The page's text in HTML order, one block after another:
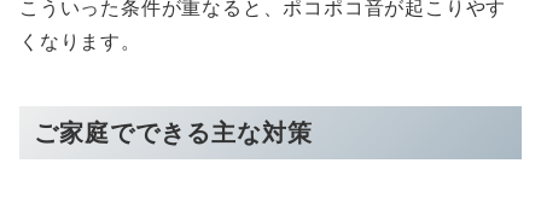
こういった条件が重なると、ポコポコ音が起こりやす
くなります。
ご家庭でできる主な対策